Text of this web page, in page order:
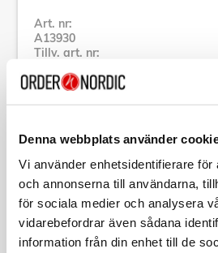
Denna webbplats använder
Vi använder enhetsidentifierare för
och annonserna till användarna,
för sociala medier och analysera
vidarebefordrar även sådana
information från din enhet till de
Art. nr:
A13930
Tillv. art. nr:
Se alla produkter inom Princess
Beskrivning
Art. nr:A13930